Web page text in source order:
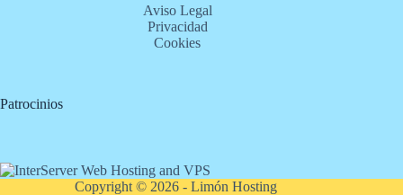
Aviso Legal
Privacidad
Cookies
Patrocinios
Copyright © 2026 - Limón Hosting